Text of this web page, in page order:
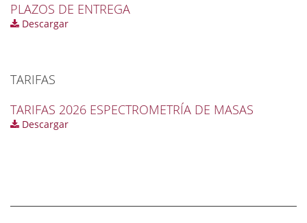
PLAZOS DE ENTREGA
Descargar
TARIFAS
TARIFAS 2026 ESPECTROMETRÍA DE MASAS
Descargar